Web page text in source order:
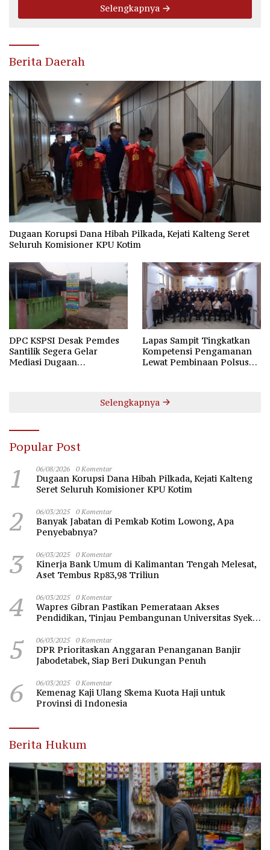
Selengkapnya
Berita Daerah
Dugaan Korupsi Dana Hibah Pilkada, Kejati Kalteng Seret
Seluruh Komisioner KPU Kotim
DPC KSPSI Desak Pemdes
Santilik Segera Gelar
Mediasi Dugaan
Lapas Sampit Tingkatkan
Kompetensi Pengamanan
Lewat Pembinaan Polsus
Selengkapnya
Popular Post
1 06/08/2026 0 Komentar
Dugaan Korupsi Dana Hibah Pilkada, Kejati Kalteng
Seret Seluruh Komisioner KPU Kotim
2 06/03/2025 0 Komentar
Banyak Jabatan di Pemkab Kotim Lowong, Apa
Penyebabnya?
3 06/03/2025 0 Komentar
Kinerja Bank Umum di Kalimantan Tengah Melesat,
Aset Tembus Rp83,98 Triliun
4 06/03/2025 0 Komentar
Wapres Gibran Pastikan Pemerataan Akses
Pendidikan, Tinjau Pembangunan Universitas Syekh
5 06/03/2025 0 Komentar
DPR Prioritaskan Anggaran Penanganan Banjir
Jabodetabek, Siap Beri Dukungan Penuh
6 06/03/2025 0 Komentar
Kemenag Kaji Ulang Skema Kuota Haji untuk
Provinsi di Indonesia
Berita Hukum